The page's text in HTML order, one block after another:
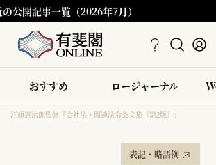
公開記事一覧（2026年7月）
おすすめ ロージャーナル
江頭憲治郎監修『会社法・関連法令条文集〔第2版〕』
表記・略語例